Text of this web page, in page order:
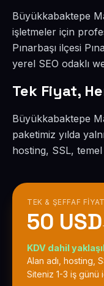
Büyükkabaktepe
işletmeler için
Pınarbaşı ilçesi
yerel SEO odaklı
Tek Fiyat,
Büyükkabaktepe
paketimiz yılda
hosting, SSL,
TEK & ŞEFFAF FIYAT
50 USD
KDV dahil
Alan adı, hosting,
Siteniz 1-3 iş günü